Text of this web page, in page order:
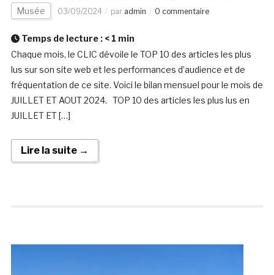
Musée 03/09/2024 par admin 0 commentaire
Temps de lecture : < 1 min
Chaque mois, le CLIC dévoile le TOP 10 des articles les plus
lus sur son site web et les performances d’audience et de
fréquentation de ce site. Voici le bilan mensuel pour le mois de
JUILLET ET AOUT 2024. TOP 10 des articles les plus lus en
JUILLET ET […]
Lire la suite →